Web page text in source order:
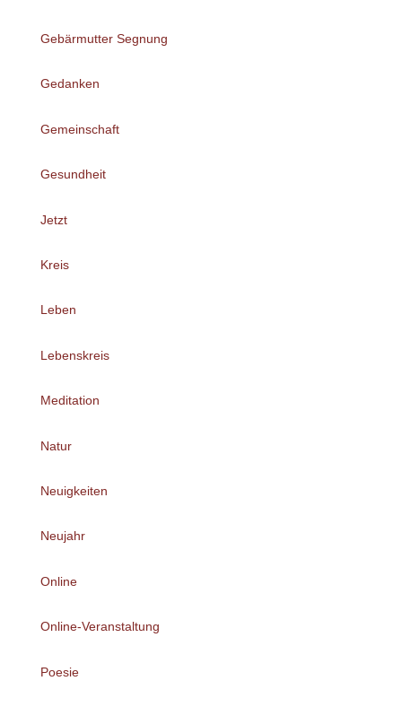
Gebärmutter Segnung
Gedanken
Gemeinschaft
Gesundheit
Jetzt
Kreis
Leben
Lebenskreis
Meditation
Natur
Neuigkeiten
Neujahr
Online
Online-Veranstaltung
Poesie